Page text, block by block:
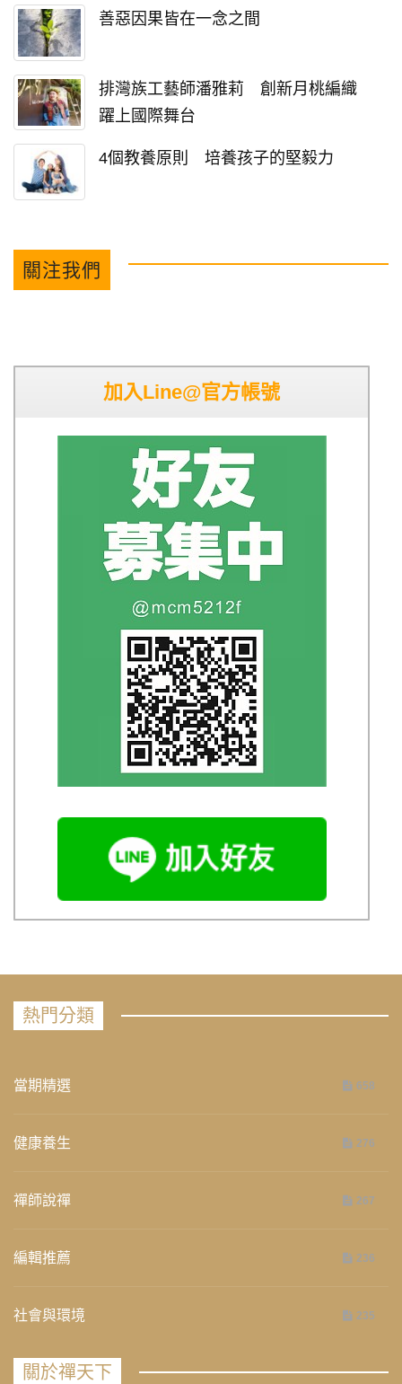
善惡因果皆在一念之間
排灣族工藝師潘雅莉 創新月桃編織
躍上國際舞台
4個教養原則 培養孩子的堅毅力
關注我們
加入Line@官方帳號
熱門分類
當期精選 658
健康養生 276
禪師說禪 267
編輯推薦 236
社會與環境 235
關於禪天下